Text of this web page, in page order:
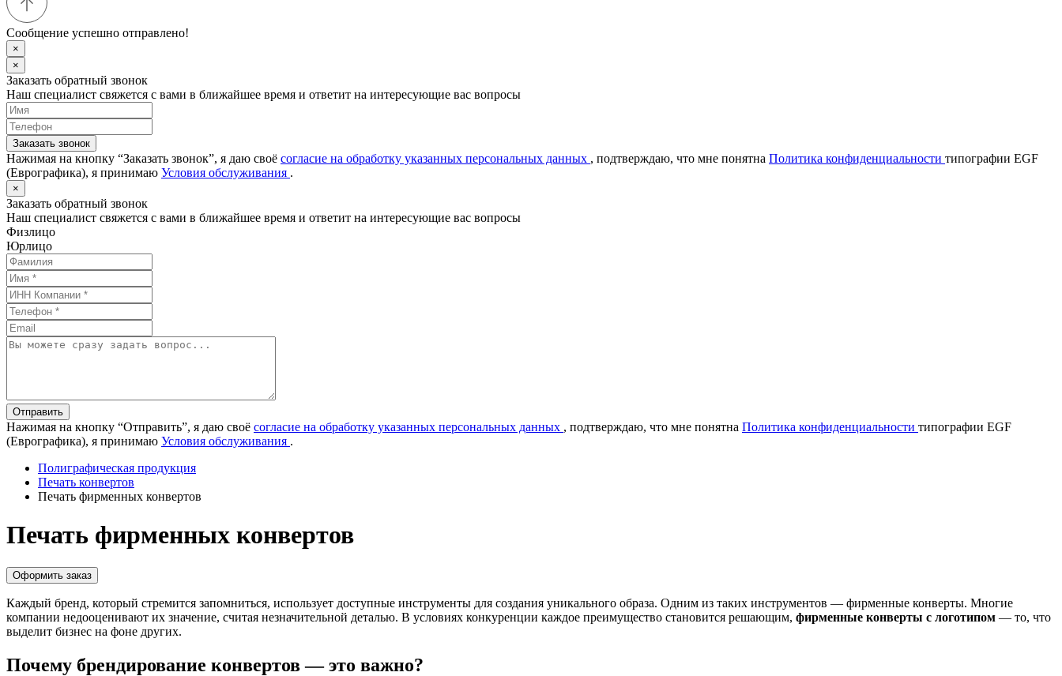
Сообщение успешно отправлено!
×
×
Заказать обратный звонок
Наш специалист свяжется с вами в ближайшее время и ответит на интересующие вас вопросы
Заказать звонок
Нажимая на кнопку “Заказать звонок”, я даю своё согласие на обработку указанных персональных данных , подтверждаю, что мне понятна Политика конфиденциальности типографии EGF
(Еврографика), я принимаю Условия обслуживания .
×
Заказать обратный звонок
Наш специалист свяжется с вами в ближайшее время и ответит на интересующие вас вопросы
Физлицо
Юрлицо
Отправить
Нажимая на кнопку “Отправить”, я даю своё согласие на обработку указанных персональных данных , подтверждаю, что мне понятна Политика конфиденциальности типографии EGF
(Еврографика), я принимаю Условия обслуживания .
Полиграфическая продукция
Печать конвертов
Печать фирменных конвертов
Печать фирменных конвертов
Оформить заказ
Каждый бренд, который стремится запомниться, использует доступные инструменты для создания уникального образа. Одним из таких инструментов — фирменные конверты. Многие
компании недооценивают их значение, считая незначительной деталью. В условиях конкуренции каждое преимущество становится решающим, фирменные конверты с логотипом — то, что
выделит бизнес на фоне других.
Почему брендирование конвертов — это важно?